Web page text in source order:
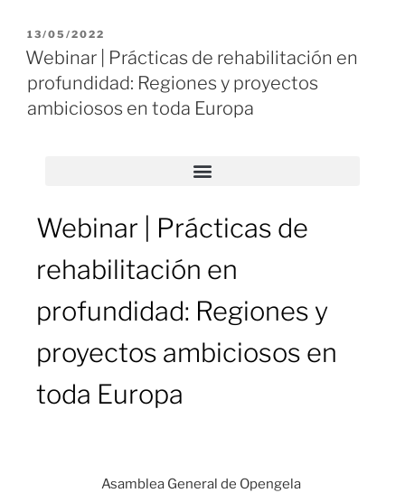
13/05/2022
Webinar | Prácticas de rehabilitación en
profundidad: Regiones y proyectos
ambiciosos en toda Europa
Webinar | Prácticas de
rehabilitación en
profundidad: Regiones y
proyectos ambiciosos en
toda Europa
Asamblea General de Opengela